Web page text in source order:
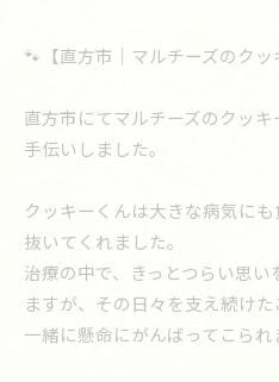
🐾【直方市｜マルチーズのク
直方市にてマルチーズのクッ
手伝いしました。
クッキーくんは大きな病気に
抜いてくれました。
治療の中で、きっとつらい思
ますが、その日々を支え続け
一緒に懸命にがんばってこられ